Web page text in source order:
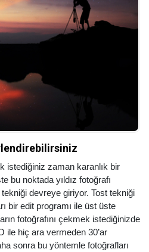
istediğiniz zaman karanlık bir
bu noktada yıldız fotoğrafı
devreye giriyor. Tost tekniği
bir edit programı ile üst üste
fotoğrafını çekmek istediğinizde
ile hiç ara vermeden 30’ar
sonra bu yöntemle fotoğrafları